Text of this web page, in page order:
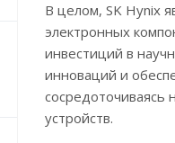
В целом, SK Hynix
электронных
инвестиций в
инноваций и
сосредоточиваясь
устройств.